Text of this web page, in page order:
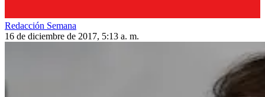
Redacción Semana
16 de diciembre de 2017, 5:13 a. m.